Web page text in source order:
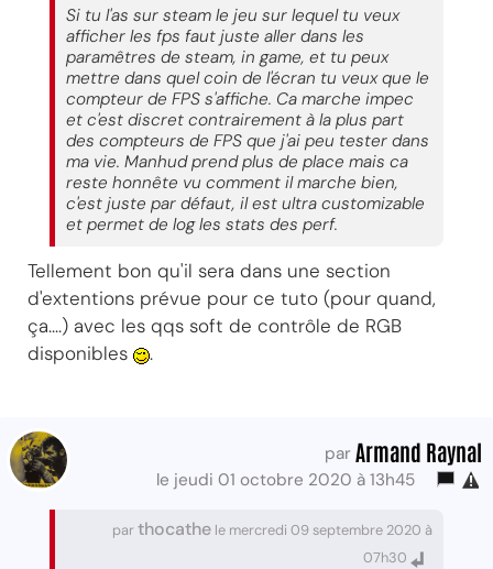
Si tu l'as sur steam le jeu sur lequel tu veux
afficher les fps faut juste aller dans les
paramêtres de steam, in game, et tu peux
mettre dans quel coin de l'écran tu veux que le
compteur de FPS s'affiche. Ca marche impec
et c'est discret contrairement à la plus part
des compteurs de FPS que j'ai peu tester dans
ma vie. Manhud prend plus de place mais ca
reste honnête vu comment il marche bien,
c'est juste par défaut, il est ultra customizable
et permet de log les stats des perf.
Tellement bon qu'il sera dans une section
d'extentions prévue pour ce tuto (pour quand,
ça....) avec les qqs soft de contrôle de RGB
disponibles
.
par Armand Raynal
le jeudi 01 octobre 2020 à 13h45
parthocathe le mercredi 09 septembre 2020 à
07h30